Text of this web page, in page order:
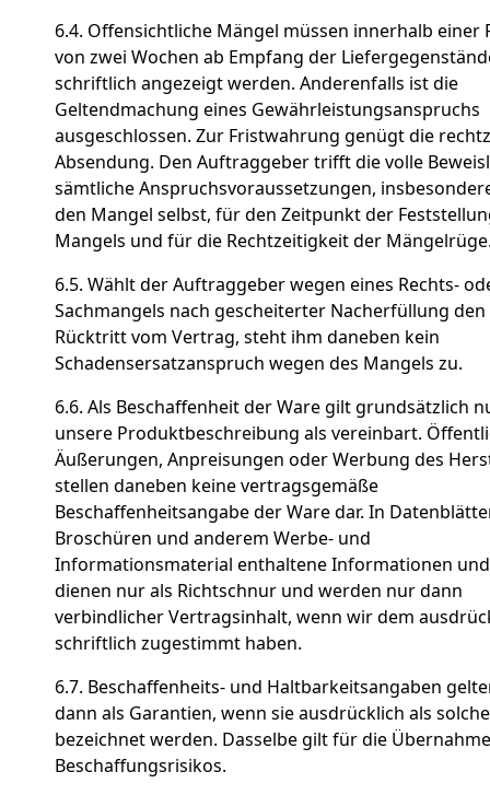
6.4. Offensichtliche Mängel müssen innerhalb einer
von zwei Wochen ab Empfang der
schriftlich angezeigt werden. Anderenfalls ist die
Geltendmachung eines Gewährleistungsanspruchs
ausgeschlossen. Zur Fristwahrung genügt die
Absendung. Den Auftraggeber trifft die volle
sämtliche Anspruchsvoraussetzungen,
den Mangel selbst, für den Zeitpunkt der
Mangels und für die Rechtzeitigkeit der
6.5. Wählt der Auftraggeber wegen eines Rechts-
Sachmangels nach gescheiterter Nacherfüllung den
Rücktritt vom Vertrag, steht ihm daneben kein
Schadensersatzanspruch wegen des Mangels zu.
6.6. Als Beschaffenheit der Ware gilt grundsätzlich
unsere Produktbeschreibung als vereinbart.
Äußerungen, Anpreisungen oder Werbung des
stellen daneben keine vertragsgemäße
Beschaffenheitsangabe der Ware dar. In
Broschüren und anderem Werbe- und
Informationsmaterial enthaltene Informationen
dienen nur als Richtschnur und werden nur dann
verbindlicher Vertragsinhalt, wenn wir dem
schriftlich zugestimmt haben.
6.7. Beschaffenheits- und Haltbarkeitsangaben
dann als Garantien, wenn sie ausdrücklich als solche
bezeichnet werden. Dasselbe gilt für die
Beschaffungsrisikos.